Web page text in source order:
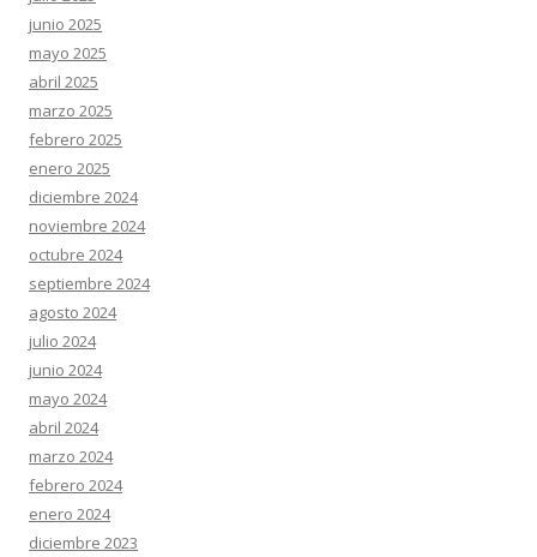
junio 2025
mayo 2025
abril 2025
marzo 2025
febrero 2025
enero 2025
diciembre 2024
noviembre 2024
octubre 2024
septiembre 2024
agosto 2024
julio 2024
junio 2024
mayo 2024
abril 2024
marzo 2024
febrero 2024
enero 2024
diciembre 2023